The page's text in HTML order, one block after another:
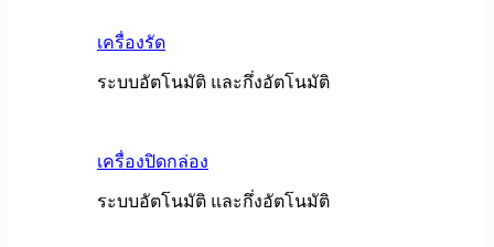
เครื่องรัด
ระบบอัตโนมัติ และกึ่งอัตโนมัติ
เครื่องปิดกล่อง
ระบบอัตโนมัติ และกึ่งอัตโนมัติ